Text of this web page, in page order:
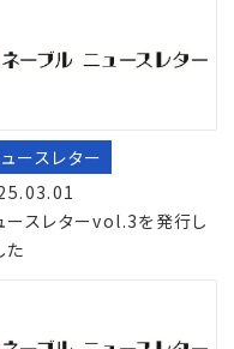
ースレター
ースレターvol.3を発行し
た